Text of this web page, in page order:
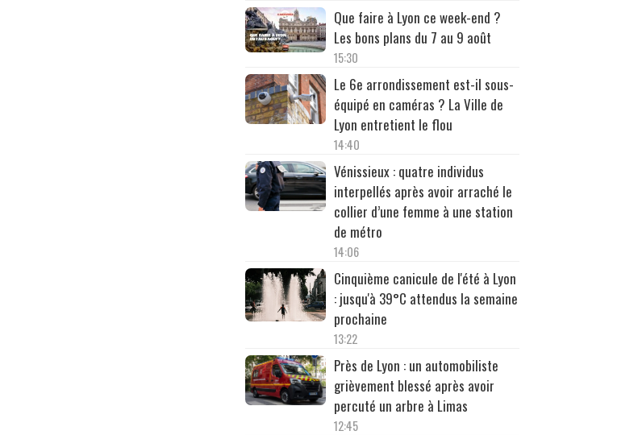
Que faire à Lyon ce week-end ?
Les bons plans du 7 au 9 août
15:30
Le 6e arrondissement est-il sous-
équipé en caméras ? La Ville de
Lyon entretient le flou
14:40
Vénissieux : quatre individus
interpellés après avoir arraché le
collier d’une femme à une station
de métro
14:06
Cinquième canicule de l'été à Lyon
: jusqu'à 39°C attendus la semaine
prochaine
13:22
Près de Lyon : un automobiliste
grièvement blessé après avoir
percuté un arbre à Limas
12:45